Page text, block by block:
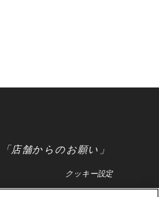
「店舗からのお願い」
クッキー設定